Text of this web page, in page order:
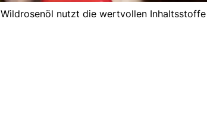
Wildrosenöl nutzt die wertvollen